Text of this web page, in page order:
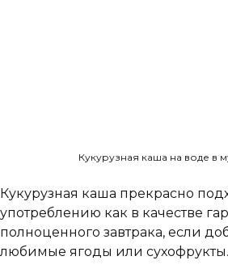
Кукурузная каша на воде в
Кукурузная каша прекрасно
употреблению как в качестве
полноценного завтрака, если
любимые ягоды или сухофрукты.